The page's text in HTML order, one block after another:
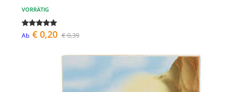
VORRÄTIG
Ab € 0,20 € 0,39